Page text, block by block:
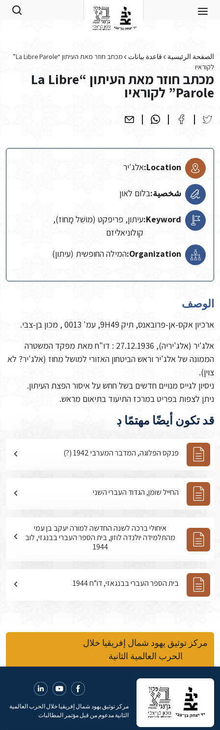
الصفحة الرئيسية قاعدة بيانات
מכתב חוזר מאת העיתון “La Libre Parole”
לקוראיו
מכתב חוזר מאת העיתון “La Libre
Parole” לקוראיו
Location: אלג'יר
شخصية:בלום לאון
Keyword: עיתון, פריפקט (מוֹשֵׁל מָחוֹז),
קולוניאליזם
Organization: המילה החופשית (עיתון)
الوصف
ארכיון אקס-אן-פרובאנס, תיק 9H49, עמ' 0013 , מכון בן-צבי.
אלג'יר (אלג'יריה), 27.12.1936 : דו"ח מאת מפקד המשטרה
הממונה של אלג'יר וראש הביטחון האזורי למושל מחוז (אלג'יר? לא
צוין).
ניסיון לגייס מנויים חדשים בשל חחש על איסור הפצת העיתון.
ניתן לצפות בפריט במרכז התיעוד בתיאום מראש.
قد تكون أيضًا مهتمًا ڊ
פנקס הפלוגה, המדבר המערבי 1942 (?)
החייל שומן, הגדוד העברי השני
איחולי ברכה לשנה החדשה למורה יעקב בן עמי
מהתלמידה יולנדה לוזון, בית הספר העברי בבנגזי, לוב
1944
בית הספר העברי בבנגאזי, דו”ח 1944
مركز توثيق يهود شمال إفريقيا خلال
الحرب العالمية الثانية
مركز توثيق يهود شمال إفريقيا خلال الحرب العالمية
الثانية مدعوم من قبل مؤتمر المطالبات